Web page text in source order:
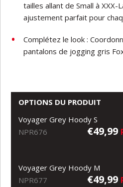
tailles allant de Small à
ajustement parfait pour
Complétez le look :
pantalons de jogging gris
OPTIONS DU PRODUIT
Voyager Grey Hoody S
NPR676
€49,99
Voyager Grey Hoody M
NPR677
€49,99